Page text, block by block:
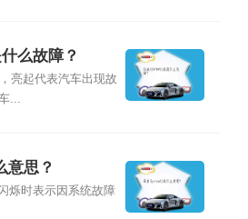
么故障？
亮起代表汽车出现故
...
意思？
烁时表示因系统故障